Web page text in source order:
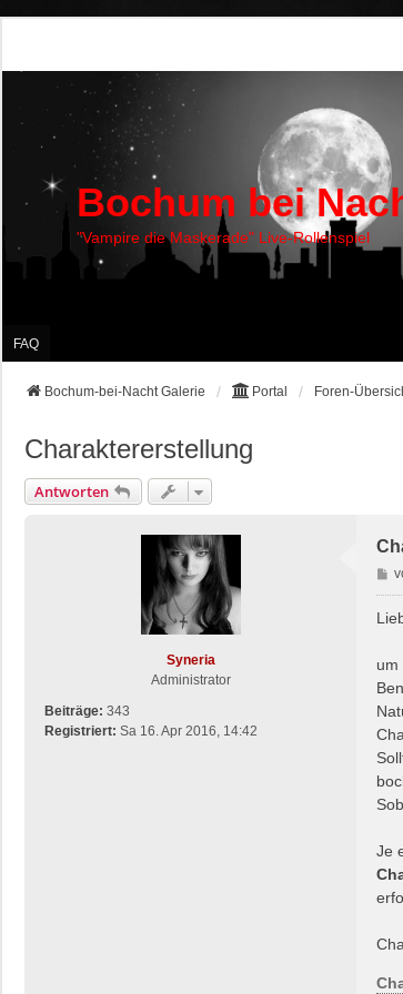
Bochum bei
"Vampire die Maskerade" Live-Rollenspiel
FAQ
Bochum-bei-Nacht Galerie Portal Foren-
Charaktererstellung
Antworten
Syneria
Administrator
Beiträge: 343
Registriert: Sa 16. Apr 2016, 14:42
B
e
a
g
um
Je